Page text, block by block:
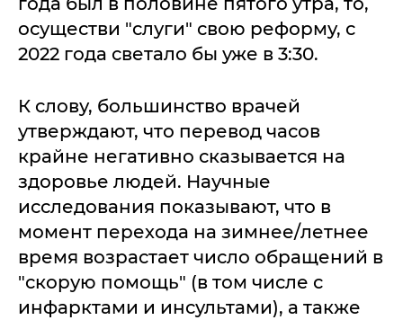
осуществи "слуги" свою реформу, с
2022 года светало бы уже в 3:30.
К слову, большинство врачей
утверждают, что перевод часов
крайне негативно сказывается на
здоровье людей. Научные
исследования показывают, что в
момент перехода на зимнее/летнее
время возрастает число обращений в
"скорую помощь" (в том числе с
инфарктами и инсультами), а также